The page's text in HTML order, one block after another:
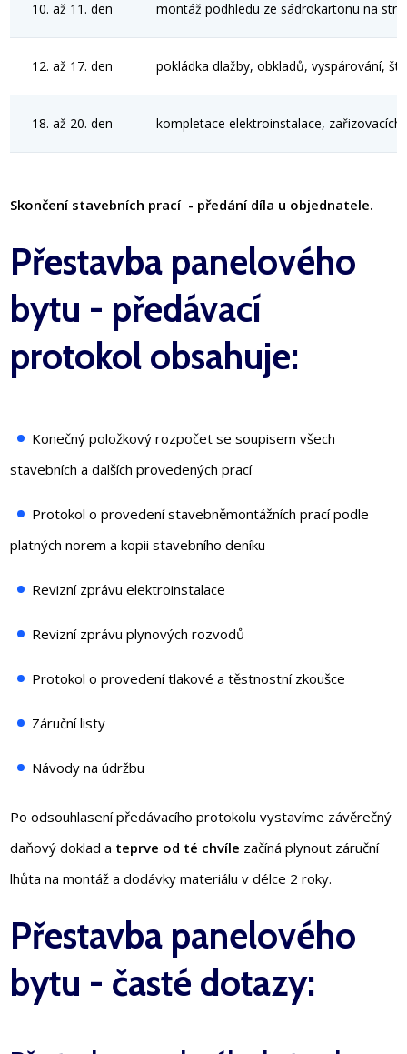
10. až 11. den montáž podhledu ze sádrokartonu na
12. až 17. den pokládka dlažby, obkladů, vyspárování,
18. až 20. den kompletace elektroinstalace,
Skončení stavebních prací - předání díla u objednatele.
Přestavba panelového
bytu - předávací
protokol obsahuje:
Konečný položkový rozpočet se soupisem všech
stavebních a dalších provedených prací
Protokol o provedení stavebněmontážních prací podle
platných norem a kopii stavebního deníku
Revizní zprávu elektroinstalace
Revizní zprávu plynových rozvodů
Protokol o provedení tlakové a těstnostní zkoušce
Záruční listy
Návody na údržbu
Po odsouhlasení předávacího protokolu vystavíme závěrečný
daňový doklad a teprve od té chvíle začíná plynout záruční
lhůta na montáž a dodávky materiálu v délce 2 roky.
Přestavba panelového
bytu - časté dotazy: